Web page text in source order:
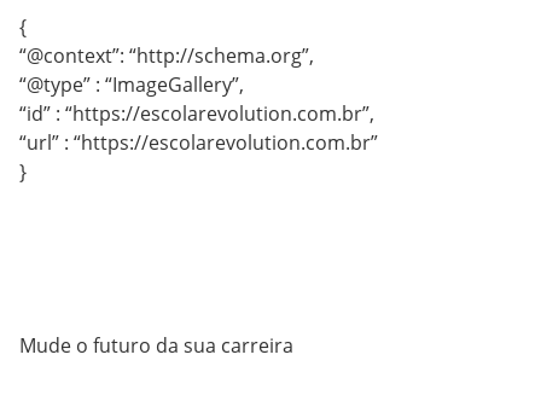
{
“@context”: “http://schema.org”,
“@type” : “ImageGallery”,
“id” : “https://escolarevolution.com.br”,
“url” : “https://escolarevolution.com.br”
}
Mude o futuro da sua carreira